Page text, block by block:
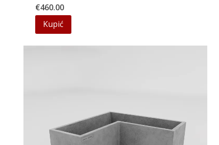
€460.00
Kupić